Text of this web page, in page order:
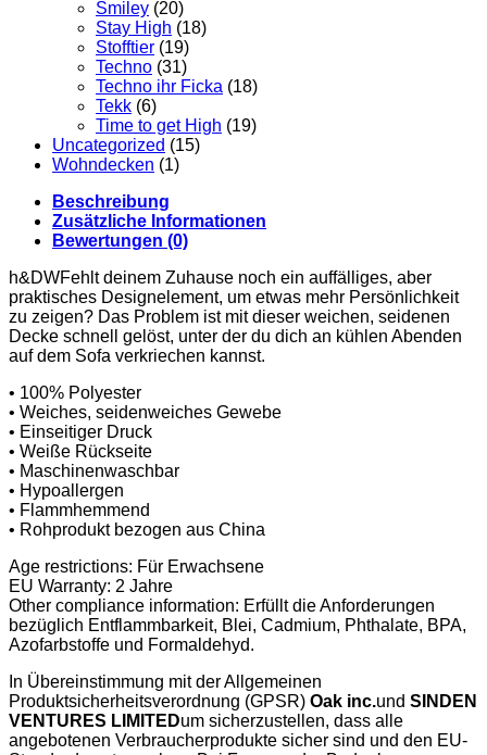
Smiley (20)
Stay High (18)
Stofftier (19)
Techno (31)
Techno ihr Ficka (18)
Tekk (6)
Time to get High (19)
Uncategorized (15)
Wohndecken (1)
Beschreibung
Zusätzliche Informationen
Bewertungen (0)
h&DWFehlt deinem Zuhause noch ein auffälliges, aber
praktisches Designelement, um etwas mehr Persönlichkeit
zu zeigen? Das Problem ist mit dieser weichen, seidenen
Decke schnell gelöst, unter der du dich an kühlen Abenden
auf dem Sofa verkriechen kannst.
• 100% Polyester
• Weiches, seidenweiches Gewebe
• Einseitiger Druck
• Weiße Rückseite
• Maschinenwaschbar
• Hypoallergen
• Flammhemmend
• Rohprodukt bezogen aus China
Age restrictions: Für Erwachsene
EU Warranty: 2 Jahre
Other compliance information: Erfüllt die Anforderungen
bezüglich Entflammbarkeit, Blei, Cadmium, Phthalate, BPA,
Azofarbstoffe und Formaldehyd.
In Übereinstimmung mit der Allgemeinen
Produktsicherheitsverordnung (GPSR) Oak inc.und SINDEN
VENTURES LIMITEDum sicherzustellen, dass alle
angebotenen Verbraucherprodukte sicher sind und den EU-